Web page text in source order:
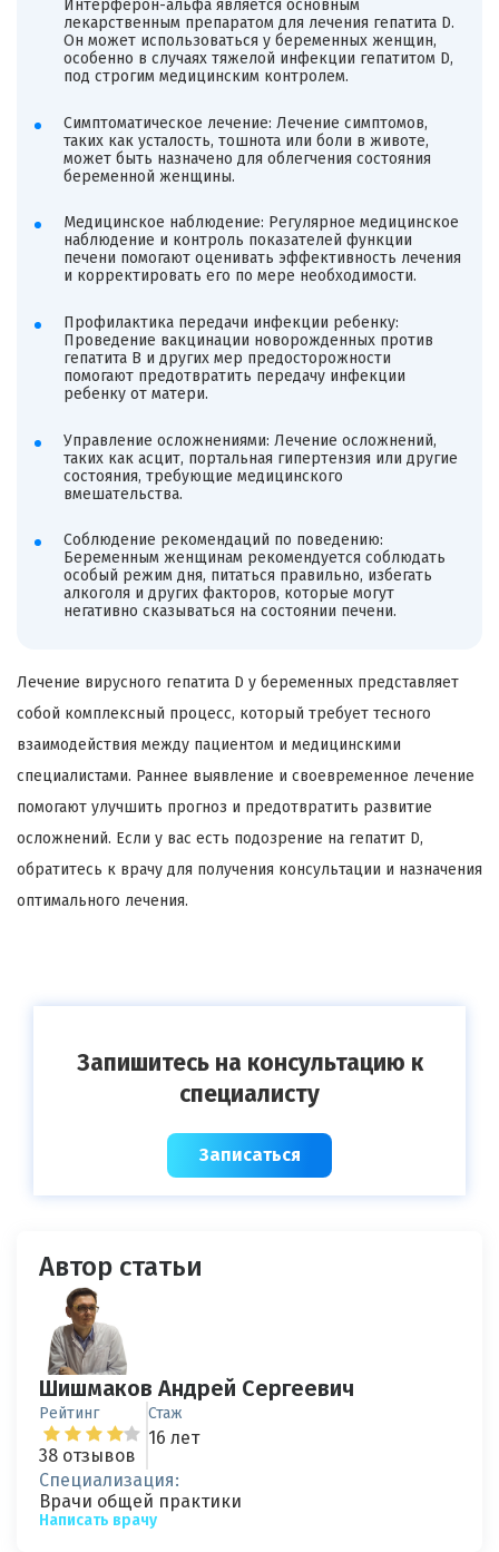
Интерферон-альфа является основным
лекарственным препаратом для лечения гепатита D.
Он может использоваться у беременных женщин,
особенно в случаях тяжелой инфекции гепатитом D,
под строгим медицинским контролем.
Симптоматическое лечение: Лечение симптомов,
таких как усталость, тошнота или боли в животе,
может быть назначено для облегчения состояния
беременной женщины.
Медицинское наблюдение: Регулярное медицинское
наблюдение и контроль показателей функции
печени помогают оценивать эффективность лечения
и корректировать его по мере необходимости.
Профилактика передачи инфекции ребенку:
Проведение вакцинации новорожденных против
гепатита B и других мер предосторожности
помогают предотвратить передачу инфекции
ребенку от матери.
Управление осложнениями: Лечение осложнений,
таких как асцит, портальная гипертензия или другие
состояния, требующие медицинского
вмешательства.
Соблюдение рекомендаций по поведению:
Беременным женщинам рекомендуется соблюдать
особый режим дня, питаться правильно, избегать
алкоголя и других факторов, которые могут
негативно сказываться на состоянии печени.
Лечение вирусного гепатита D у беременных представляет
собой комплексный процесс, который требует тесного
взаимодействия между пациентом и медицинскими
специалистами. Раннее выявление и своевременное лечение
помогают улучшить прогноз и предотвратить развитие
осложнений. Если у вас есть подозрение на гепатит D,
обратитесь к врачу для получения консультации и назначения
оптимального лечения.
Запишитесь на консультацию к
специалисту
Записаться
Автор статьи
Шишмаков Андрей Сергеевич
Рейтинг
38 отзывов
Стаж
16 лет
Специализация:
Врачи общей практики
Написать врачу